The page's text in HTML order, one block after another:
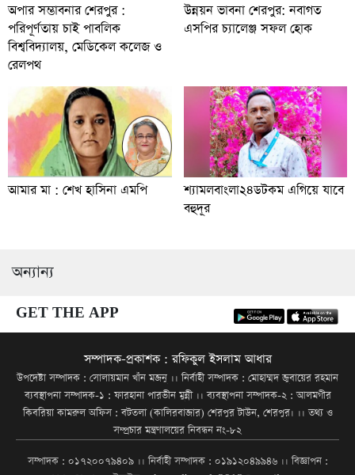
অপার সম্ভাবনার শেরপুর :
পরিপূর্ণতায় চাই পাবলিক
বিশ্ববিদ্যালয়, মেডিকেল কলেজ ও
রেলপথ
উন্নয়ন ভাবনা শেরপুর: নবাগত
এসপির চ্যালেঞ্জ সফল হোক
আমার মা : শেখ হাসিনা এমপি
শ্যামলবাংলা২৪ডটকম এগিয়ে যাবে
বহুদূর
অন্যান্য
GET THE APP
সম্পাদক-প্রকাশক : রফিকুল ইসলাম আধার
উপদেষ্টা সম্পাদক : সোলায়মান খাঁন মজনু ।। নির্বাহী সম্পাদক : মোহাম্মদ জুবায়ের রহমান
ব্যবস্থাপনা সম্পাদক-১ : ফারহানা পারভীন মুন্নী ।। ব্যবস্থাপনা সম্পাদক-২ : আলমগীর
কিবরিয়া কামরুল অফিস : বটতলা (কালিরবাজার) শেরপুর টাউন, শেরপুর। ।। তথ্য ও
সম্প্রচার মন্ত্রণালয়ের নিবন্ধন নং-৮২
সম্পাদক : ০১৭২০০৭৯৪০৯ ।। নির্বাহী সম্পাদক : ০১৯১২০৪৯৯৪৬ ।। বিজ্ঞাপন :